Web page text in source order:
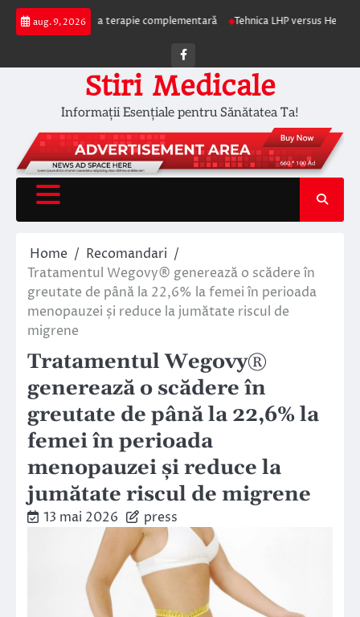
Skip
aug. 9, 2026
ca terapie complementară Tehnica LHP versus
Facebook
Stiri Medicale
Informații Esențiale pentru Sănătatea Ta!
Home
Recomandari
Tratamentul Wegovy® generează o scădere în
greutate de până la 22,6% la femei în perioada
menopauzei și reduce la jumătate riscul de
migrene
Tratamentul Wegovy®
generează o scădere în
greutate de până la 22,6% la
femei în perioada
menopauzei și reduce la
jumătate riscul de migrene
13 mai 2026 press